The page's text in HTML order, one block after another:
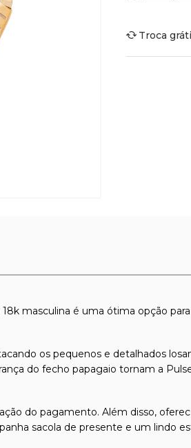
Troca
masculina é uma ótima opção
os pequenos e detalhados
do fecho papagaio tornam a
do pagamento. Além disso,
sacola de presente e um lindo